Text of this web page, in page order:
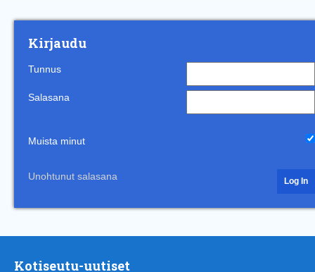
Kirjaudu
Tunnus
Salasana
Muista minut
Unohtunut salasana
Kotiseutu-uutiset